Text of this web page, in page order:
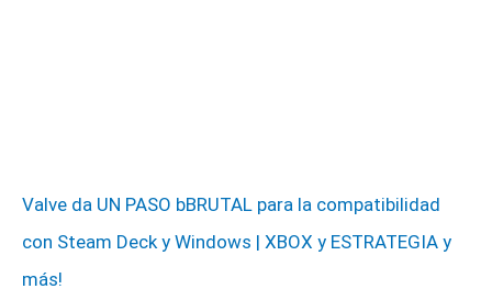
Valve da UN PASO bBRUTAL para la compatibilidad
con Steam Deck y Windows | XBOX y ESTRATEGIA y
más!